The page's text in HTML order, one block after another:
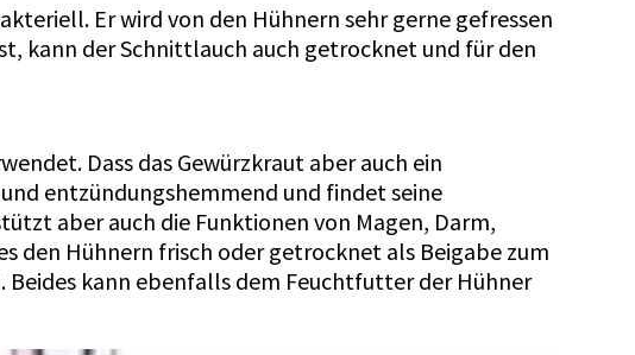
Er wird von den Hühnern sehr gerne gefressen
kann der Schnittlauch auch getrocknet und für den
Dass das Gewürzkraut aber auch ein
entzündungshemmend und findet seine
aber auch die Funktionen von Magen, Darm,
den Hühnern frisch oder getrocknet als Beigabe zum
kann ebenfalls dem Feuchtfutter der Hühner